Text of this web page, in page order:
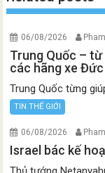
06/08/2026 Pham
Trung Quốc –
các hãng xe Đức
Trung Quốc từng
TIN THẾ GIỚI
06/08/2026 Pham
Israel bác kế